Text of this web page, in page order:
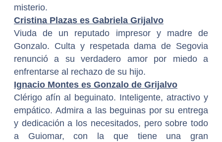
misterio.
Cristina Plazas es Gabriela Grijalvo
Viuda de un reputado impresor y madre de
Gonzalo. Culta y respetada dama de Segovia
renunció a su verdadero amor por miedo a
enfrentarse al rechazo de su hijo.
Ignacio Montes es Gonzalo de Grijalvo
Clérigo afín al beguinato. Inteligente, atractivo y
empático. Admira a las beguinas por su entrega
y dedicación a los necesitados, pero sobre todo
a Guiomar, con la que tiene una gran